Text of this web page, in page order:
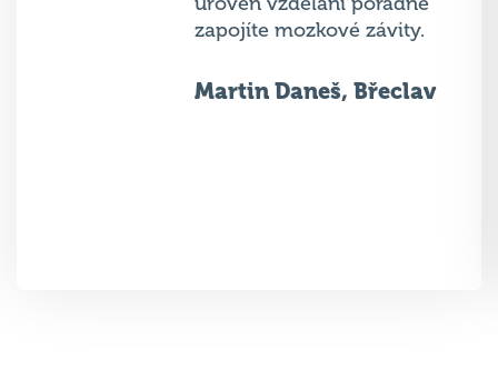
zapojíte mozkové závity.
Martin Daneš, Břeclav